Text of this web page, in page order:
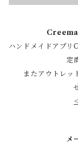
Creema
ハンドメイドアプリ
定
またアウトレッ
メ